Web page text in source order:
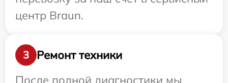
центр Braun.
3
Ремонт техники
После полной диагностики мы